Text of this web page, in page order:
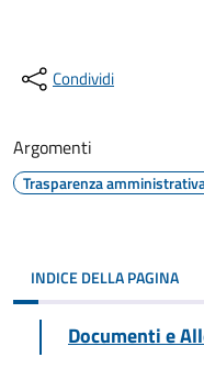
Condividi
Argomenti
Trasparenza
INDICE DELLA PAGINA
Documenti e